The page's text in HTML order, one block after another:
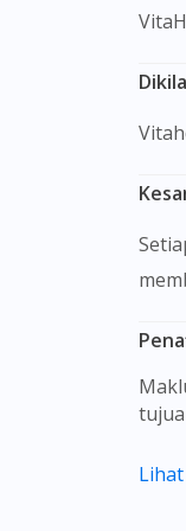
Maklumat dikemas kini pada: Wed Jul 01 2026 09:22:58 GMT+0000 (Coordinated Universal Time) Gambar barangan yang ditunjukkan hanya untuk